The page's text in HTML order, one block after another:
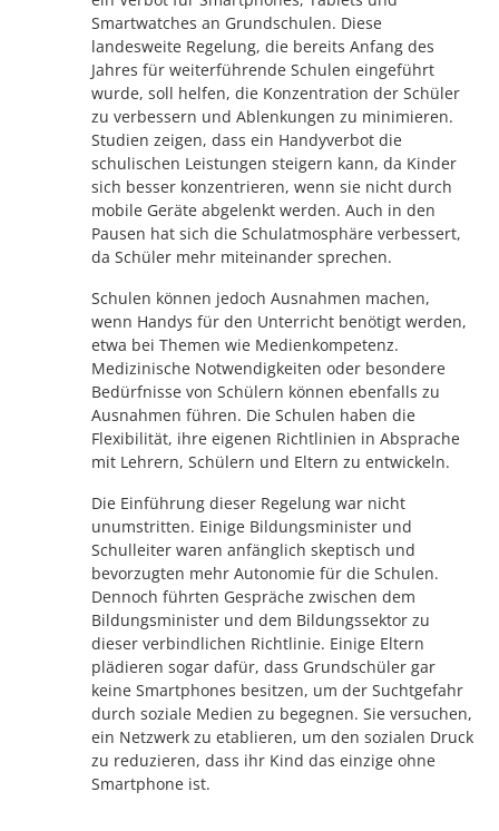
Smartwatches an Grundschulen. Diese
landesweite Regelung, die bereits Anfang des
Jahres für weiterführende Schulen eingeführt
wurde, soll helfen, die Konzentration der Schüler
zu verbessern und Ablenkungen zu minimieren.
Studien zeigen, dass ein Handyverbot die
schulischen Leistungen steigern kann, da Kinder
sich besser konzentrieren, wenn sie nicht durch
mobile Geräte abgelenkt werden. Auch in den
Pausen hat sich die Schulatmosphäre verbessert,
da Schüler mehr miteinander sprechen.
Schulen können jedoch Ausnahmen machen,
wenn Handys für den Unterricht benötigt werden,
etwa bei Themen wie Medienkompetenz.
Medizinische Notwendigkeiten oder besondere
Bedürfnisse von Schülern können ebenfalls zu
Ausnahmen führen. Die Schulen haben die
Flexibilität, ihre eigenen Richtlinien in Absprache
mit Lehrern, Schülern und Eltern zu entwickeln.
Die Einführung dieser Regelung war nicht
unumstritten. Einige Bildungsminister und
Schulleiter waren anfänglich skeptisch und
bevorzugten mehr Autonomie für die Schulen.
Dennoch führten Gespräche zwischen dem
Bildungsminister und dem Bildungssektor zu
dieser verbindlichen Richtlinie. Einige Eltern
plädieren sogar dafür, dass Grundschüler gar
keine Smartphones besitzen, um der Suchtgefahr
durch soziale Medien zu begegnen. Sie versuchen,
ein Netzwerk zu etablieren, um den sozialen Druck
zu reduzieren, dass ihr Kind das einzige ohne
Smartphone ist.